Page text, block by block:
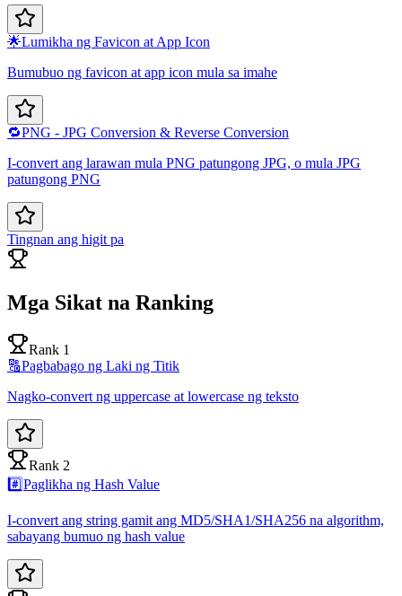
🌟Lumikha ng Favicon at App Icon
Bumubuo ng favicon at app icon mula sa imahe
🔁PNG - JPG Conversion & Reverse Conversion
I-convert ang larawan mula PNG patungong JPG, o mula JPG
patungong PNG
Tingnan ang higit pa
Mga Sikat na Ranking
Rank 1
🔠Pagbabago ng Laki ng Titik
Nagko-convert ng uppercase at lowercase ng teksto
Rank 2
#️⃣Paglikha ng Hash Value
I-convert ang string gamit ang MD5/SHA1/SHA256 na algorithm,
sabayang bumuo ng hash value